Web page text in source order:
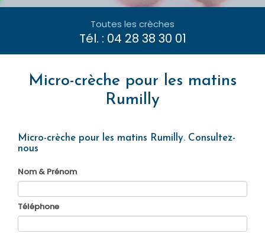
Toutes les crèches
Tél. : 04 28 38 30 01
Micro-crèche pour les matins
Rumilly
Micro-crèche pour les matins Rumilly. Consultez-
nous
Nom & Prénom
Téléphone